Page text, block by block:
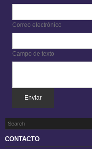
Correo electrónico
Campo de texto
Enviar
CONTACTO